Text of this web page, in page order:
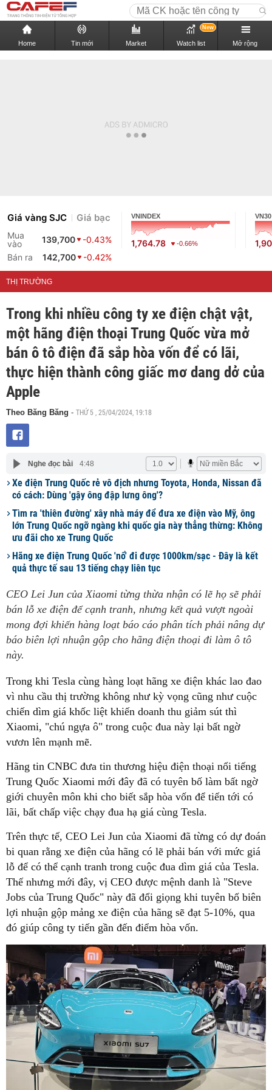
Home Tin mới Market Watch list
New
Mở rộng
Giá vàng SJC Giá bạc
Mua
vào
139,700
-0.43%
Bán ra
142,700 -0.42%
VNINDEX
1,764.78 -0.66%
VN30
THỊ TRƯỜNG
Trong khi nhiều công ty xe điện chật vật,
một hãng điện thoại Trung Quốc vừa mở
bán ô tô điện đã sắp hòa vốn để có lãi,
thực hiện thành công giấc mơ dang dở của
Apple
Theo Băng Băng - THỨ 5 , 25/04/2024, 19:18
Nghe đọc bài 4:48
Xe điện Trung Quốc rẻ vô địch nhưng Toyota, Honda, Nissan đã
có cách: Dùng 'gậy ông đập lưng ông'?
Tìm ra 'thiên đường' xây nhà máy để đưa xe điện vào Mỹ, ông
lớn Trung Quốc ngỡ ngàng khi quốc gia này thẳng thừng: Không
ưu đãi cho xe Trung Quốc
Hãng xe điện Trung Quốc 'nổ' đi được 1000km/sạc - Đây là kết
quả thực tế sau 13 tiếng chạy liên tục
CEO Lei Jun của Xiaomi từng thừa nhận có lẽ họ sẽ phải
bán lỗ xe điện để cạnh tranh, nhưng kết quả vượt ngoài
mong đợi khiến hàng loạt báo cáo phân tích phải nâng dự
báo biên lợi nhuận gộp cho hãng điện thoại đi làm ô tô
này.
Trong khi Tesla cùng hàng loạt hãng xe điện khác lao đao
vì nhu cầu thị trường không như kỳ vọng cũng như cuộc
chiến dìm giá khốc liệt khiến doanh thu giảm sút thì
Xiaomi, "chú ngựa ô" trong cuộc đua này lại bất ngờ
vươn lên mạnh mẽ.
Hãng tin CNBC đưa tin thương hiệu điện thoại nổi tiếng
Trung Quốc Xiaomi mới đây đã có tuyên bố làm bất ngờ
giới chuyên môn khi cho biết sắp hòa vốn để tiến tới có
lãi, bất chấp việc chạy đua hạ giá cùng Tesla.
Trên thực tế, CEO Lei Jun của Xiaomi đã từng có dự đoán
bi quan rằng xe điện của hãng có lẽ phải bán với mức giá
lỗ để có thể cạnh tranh trong cuộc đua dìm giá của Tesla.
Thế nhưng mới đây, vị CEO được mệnh danh là "Steve
Jobs của Trung Quốc" này đã đổi giọng khi tuyên bố biên
lợi nhuận gộp mảng xe điện của hãng sẽ đạt 5-10%, qua
đó giúp công ty tiến gần đến điểm hòa vốn.